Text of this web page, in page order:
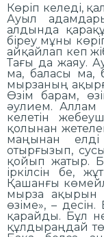
Көріп келеді,
Ауыл
алдында
біреу мұны
айқайлап кеп
Тағы да жаяу.
ма, баласы ма,
мырзаның
Өзім барам,
әулием. Аллам
келетін
қолынан
маңынан
отырғызып,
қойып жатыр.
іркілсін бе,
Қашанғы
мырза ақырын
өзіме», –
қарайды. Бұл
құлдыраңдай